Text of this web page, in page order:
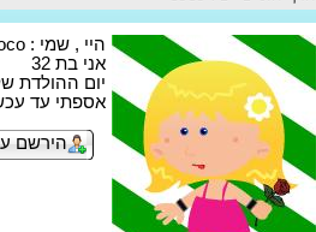
היי , שמי : coco
אני בת 32
יום ההולדת שלי
אספתי עד עכשיו 460
הירשם